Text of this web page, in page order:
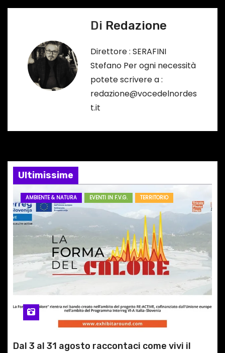
i
n
e
a
r
t
i
c
o
l
Di Redazione
Direttore : SERAFINI
Stefano Per ogni necessità
potete scrivere a :
redazione@vocedelnordes
t.it
Ultimissime
AMBIENTE & NATURA EVENTI IN F.V.G. TERRITORIO
Dal 3 al 31 agosto raccontaci come vivi il